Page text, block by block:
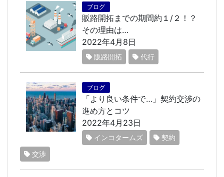
ブログ
販路開拓までの期間約１/２！？
その理由は…
2022年4月8日
販路開拓 代行
ブログ
「より良い条件で…」契約交渉の
進め方とコツ
2022年4月23日
インコタームズ
契約
交渉